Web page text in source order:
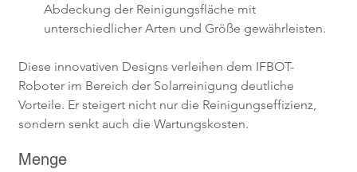
Abdeckung der Reinigungsfläche mit
unterschiedlicher Arten und Größe gewährleisten.
Diese innovativen Designs verleihen dem IFBOT-
Roboter im Bereich der Solarreinigung deutliche
Vorteile. Er steigert nicht nur die Reinigungseffizienz,
sondern senkt auch die Wartungskosten.
Menge